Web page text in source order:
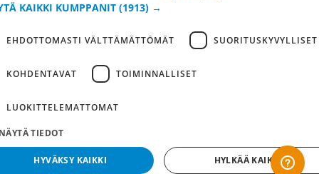
Copyright © 2019 This site is Licensed to 377 Sport AB
KAIKKI KUMPPANIT (1913) →
EHDOTTOMASTI VÄLTTÄMÄTTÖMÄT SUORITUSKYVYLLISET
KOHDENTAVAT TOIMINNALLISET
LUOKITTELEMATTOMAT
TIEDOT
HYVÄKSY KAIKKI HYLKÄÄ KAIKKI